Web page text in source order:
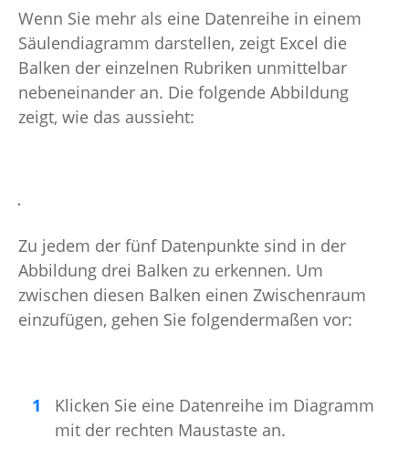
Wenn Sie mehr als eine Datenreihe in einem
Säulendiagramm darstellen, zeigt Excel die
Balken der einzelnen Rubriken unmittelbar
nebeneinander an. Die folgende Abbildung
zeigt, wie das aussieht:
Zu jedem der fünf Datenpunkte sind in der
Abbildung drei Balken zu erkennen. Um
zwischen diesen Balken einen Zwischenraum
einzufügen, gehen Sie folgendermaßen vor:
Klicken Sie eine Datenreihe im Diagramm
mit der rechten Maustaste an.